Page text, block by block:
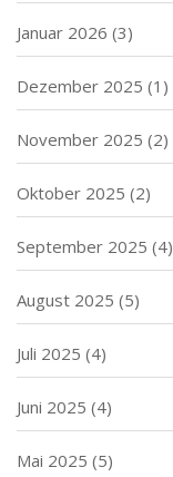
Januar 2026 (3)
Dezember 2025 (1)
November 2025 (2)
Oktober 2025 (2)
September 2025 (4)
August 2025 (5)
Juli 2025 (4)
Juni 2025 (4)
Mai 2025 (5)